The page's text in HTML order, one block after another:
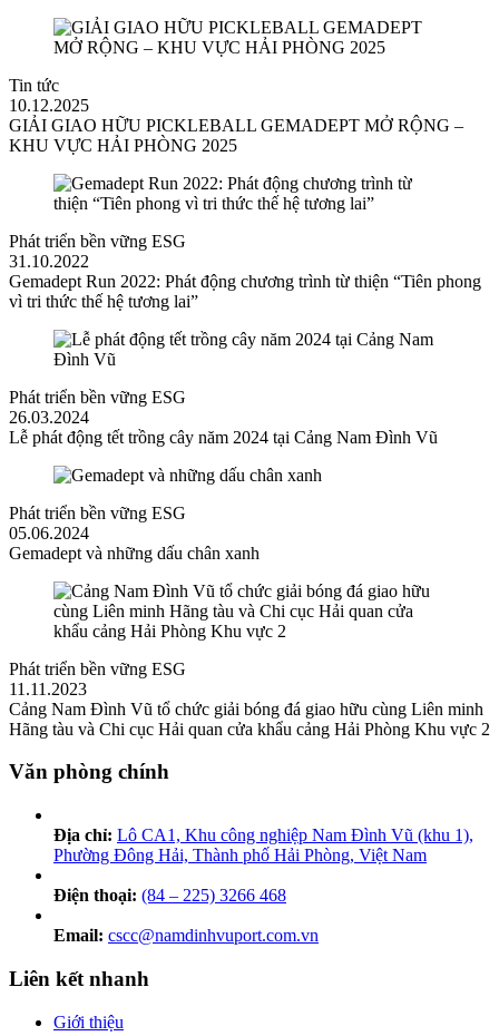
Tin tức
10.12.2025
GIẢI GIAO HỮU PICKLEBALL GEMADEPT MỞ RỘNG –
KHU VỰC HẢI PHÒNG 2025
Phát triển bền vững ESG
31.10.2022
Gemadept Run 2022: Phát động chương trình từ thiện “Tiên phong
vì tri thức thế hệ tương lai”
Phát triển bền vững ESG
26.03.2024
Lễ phát động tết trồng cây năm 2024 tại Cảng Nam Đình Vũ
Phát triển bền vững ESG
05.06.2024
Gemadept và những dấu chân xanh
Phát triển bền vững ESG
11.11.2023
Cảng Nam Đình Vũ tổ chức giải bóng đá giao hữu cùng Liên minh
Hãng tàu và Chi cục Hải quan cửa khẩu cảng Hải Phòng Khu vực 2
Văn phòng chính
Địa chỉ: Lô CA1, Khu công nghiệp Nam Đình Vũ (khu 1),
Phường Đông Hải, Thành phố Hải Phòng, Việt Nam
Điện thoại: (84 – 225) 3266 468
Email: cscc@namdinhvuport.com.vn
Liên kết nhanh
Giới thiệu